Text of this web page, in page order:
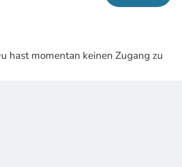
hast momentan keinen Zugang zu